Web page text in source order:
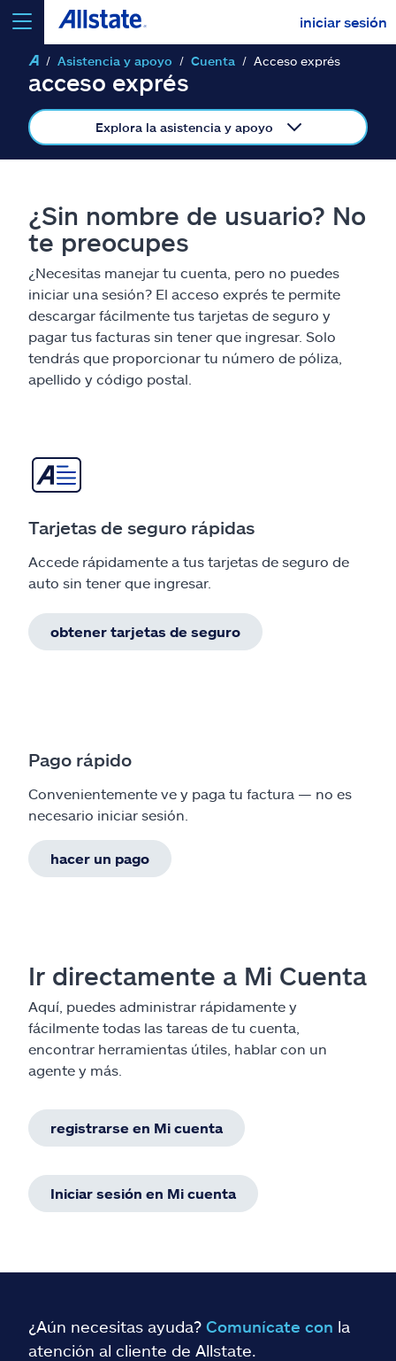
iniciar sesión
seleccionar un producto para cotizar
ir
Seguros y más
Recursos
Buscar agente
English
Asistencia y apoyo Cuenta Acceso exprés
acceso exprés
Explora la asistencia y apoyo
¿Sin nombre de usuario? No
te preocupes
¿Necesitas manejar tu cuenta, pero no puedes
iniciar una sesión? El acceso exprés te permite
descargar fácilmente tus tarjetas de seguro y
pagar tus facturas sin tener que ingresar. Solo
tendrás que proporcionar tu número de póliza,
apellido y código postal.
Tarjetas de seguro rápidas
Accede rápidamente a tus tarjetas de seguro de
auto sin tener que ingresar.
obtener tarjetas de seguro
Pago rápido
Convenientemente ve y paga tu factura — no es
necesario iniciar sesión.
hacer un pago
Ir directamente a Mi Cuenta
Aquí, puedes administrar rápidamente y
fácilmente todas las tareas de tu cuenta,
encontrar herramientas útiles, hablar con un
agente y más.
registrarse en Mi cuenta
Iniciar sesión en Mi cuenta
¿Aún necesitas ayuda? Comunícate con la
atención al cliente de Allstate.